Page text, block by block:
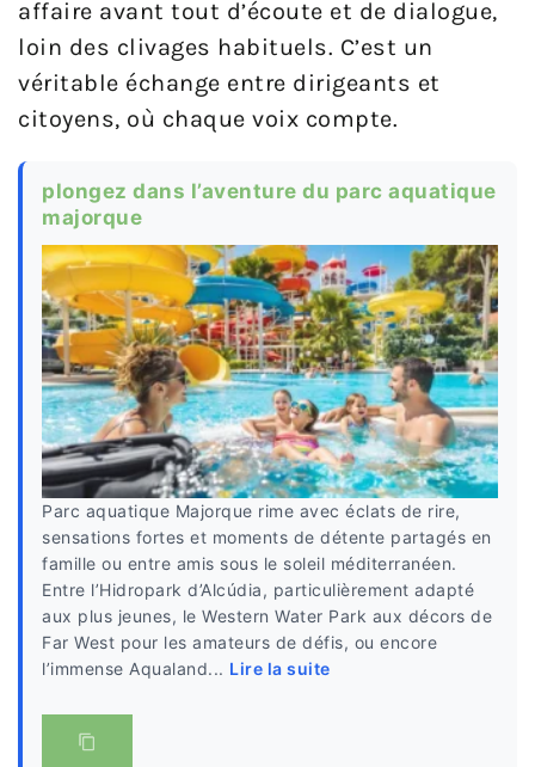
affaire avant tout d’écoute et de dialogue,
loin des clivages habituels. C’est un
véritable échange entre dirigeants et
citoyens, où chaque voix compte.
plongez dans l’aventure du parc aquatique
majorque
Parc aquatique Majorque rime avec éclats de rire,
sensations fortes et moments de détente partagés en
famille ou entre amis sous le soleil méditerranéen.
Entre l’Hidropark d’Alcúdia, particulièrement adapté
aux plus jeunes, le Western Water Park aux décors de
Far West pour les amateurs de défis, ou encore
l’immense Aqualand... Lire la suite